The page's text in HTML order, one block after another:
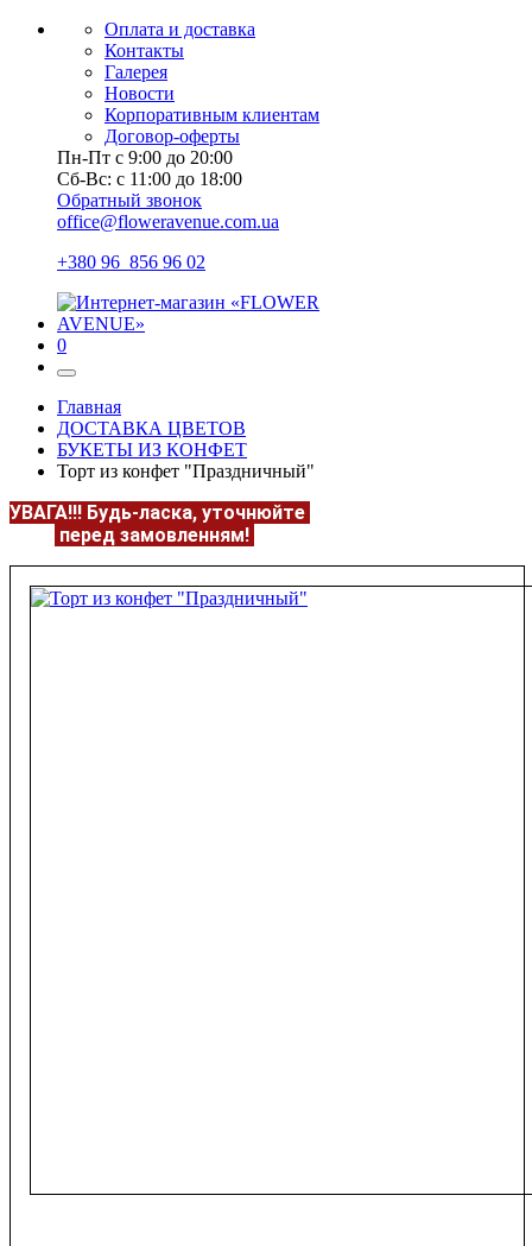
Оплата и доставка
Контакты
Галерея
Новости
Корпоративным клиентам
Договор-оферты
Пн-Пт с 9:00 до 20:00
Сб-Вс: с 11:00 до 18:00
Обратный звонок
office@floweravenue.com.ua
+380 96 856 96 02
0
Главная
ДОСТАВКА ЦВЕТОВ
БУКЕТЫ ИЗ КОНФЕТ
Торт из конфет "Праздничный"
УВАГА!!! Будь-ласка, уточнюйте
перед замовленням!